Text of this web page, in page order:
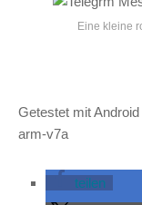
Eine kleine
Getestet mit
arm-v7a
teilen